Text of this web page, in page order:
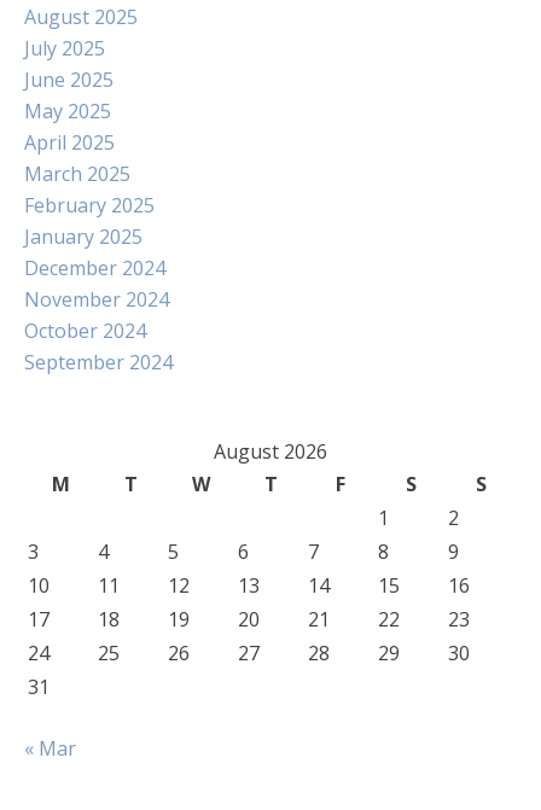
August 2025
July 2025
June 2025
May 2025
April 2025
March 2025
February 2025
January 2025
December 2024
November 2024
October 2024
September 2024
August 2026
M
T W T F S
S
1
2
3
4 5 6 7 8
9
10
11 12 13 14 15
16
17
18 19 20 21 22
23
24
25 26 27 28 29
30
31
« Mar